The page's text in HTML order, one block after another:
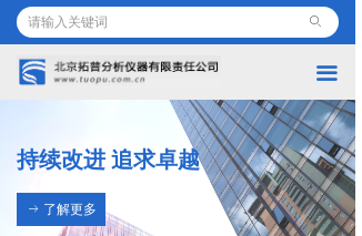
ꄙ
끀
首页
公司简介
最新动态
知识产权
持续改进 追求卓越
ꁹ 了解更多